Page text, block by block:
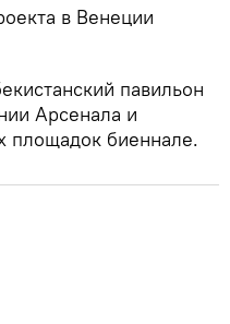
в Венеции
павильон
Арсенала и
площадок биеннале.